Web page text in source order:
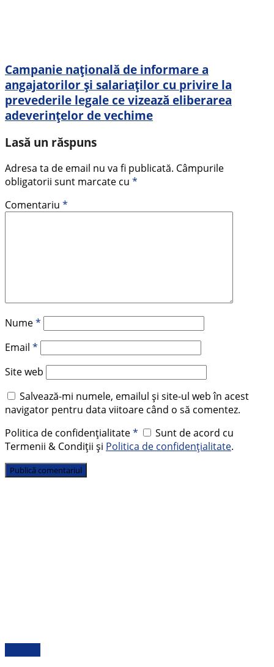
Campanie naţională de informare a
angajatorilor şi salariaţilor cu privire la
prevederile legale ce vizează eliberarea
adeverinţelor de vechime
Lasă un răspuns
Adresa ta de email nu va fi publicată. Câmpurile
obligatorii sunt marcate cu *
Comentariu *
Nume*
Email *
Site web
Salvează-mi numele, emailul și site-ul web în acest
navigator pentru data viitoare când o să comentez.
Politica de confidențialitate*
Sunt de acord cu
Termenii & Condiții și Politica de confidențialitate.